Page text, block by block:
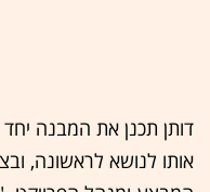
דותן תכנן את המבנה
אותו לנושא לראשונה,